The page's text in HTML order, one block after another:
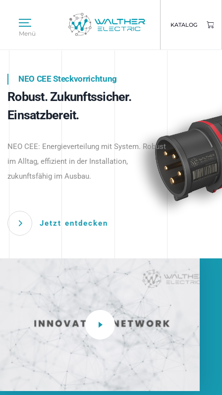
Menü
KATALOG
Intelligente Stromverteilung
beginnt hier.
NEO CEE Steckvorrichtung
Robust. Zukunftssicher.
Einsatzbereit.
NEO CEE: Energieverteilung mit System. Robust
im Alltag, effizient in der Installation,
zukunftsfähig im Ausbau.
Jetzt entdecken
Intelligenz trifft Energie.
Anwendungen – robust, IP-geschützt und
zukunftsfähig.